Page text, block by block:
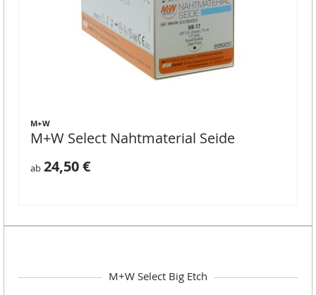
M+W
M+W Select Nahtmaterial Seide
ab 24,50 €
M+W Select Big Etch